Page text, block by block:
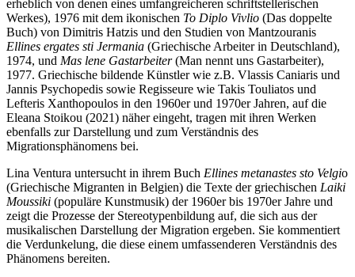
erheblich von denen eines umfangreicheren schriftstellerischen
Werkes), 1976 mit dem ikonischen To Diplo Vivlio (Das doppelte
Buch) von Dimitris Hatzis und den Studien von Mantzouranis
Ellines ergates sti Jermania (Griechische Arbeiter in Deutschland),
1974, und Mas lene Gastarbeiter(Man nennt uns Gastarbeiter),
1977. Griechische bildende Künstler wie z.B. Vlassis Caniaris und
Jannis Psychopedis sowie Regisseure wie Takis Touliatos und
Lefteris Xanthopoulos in den 1960er und 1970er Jahren, auf die
Eleana Stoikou (2021) näher eingeht, tragen mit ihren Werken
ebenfalls zur Darstellung und zum Verständnis des
Migrationsphänomens bei.
Lina Ventura untersucht in ihrem Buch Ellines metanastes sto Velgio
(Griechische Migranten in Belgien) die Texte der griechischen Laiki
Moussiki (populäre Kunstmusik) der 1960er bis 1970er Jahre und
zeigt die Prozesse der Stereotypenbildung auf, die sich aus der
musikalischen Darstellung der Migration ergeben. Sie kommentiert
die Verdunkelung, die diese einem umfassenderen Verständnis des
Phänomens bereiten.